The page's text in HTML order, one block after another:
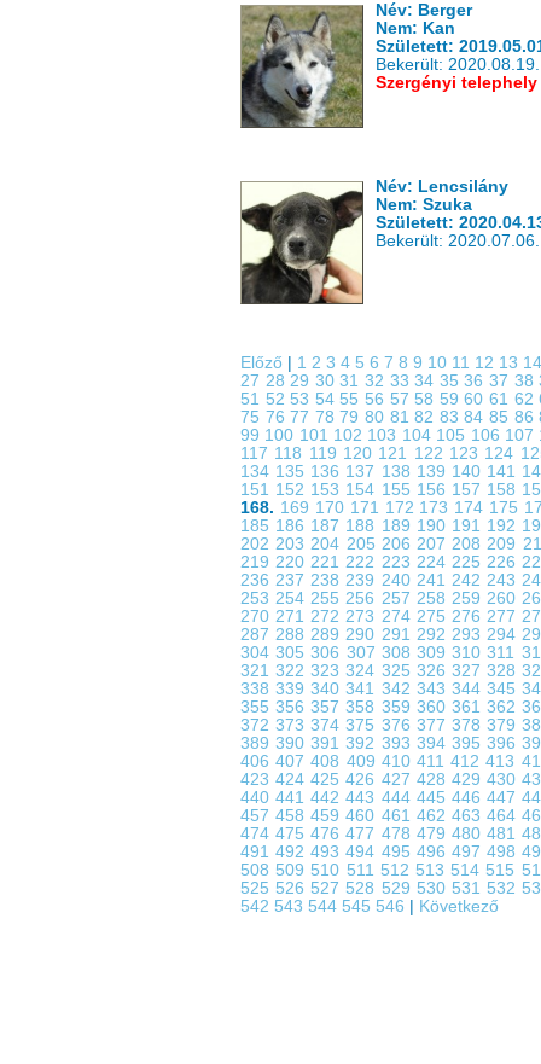
Név: Berger
Nem: Kan
Született:
Bekerült: 2020.08.19.
Szergényi telephely
Név: Lencsilány
Nem: Szuka
Született:
Bekerült: 2020.07.06.
Előző 1 2 3 4 5 6 7 8 9 10 11 12 13
27 2829 303132 3334 353637 38
51 52 53 54 55 56 57 58 596061 62
75 7677 787980 8182 838485 86
99 100 101 102 103 104 105 106 107
117 118 119 120 121 122 123 124
134 135 136 137 138 139 140 141
151 152 153 154 155 156 157 158
168. 169 170 171 172 173 174 175
185 186 187 188 189 190 191 192
202203204 205 206 207208209
219220221222 223 224 225 226
236237238239 240 241 242 243
253254255256 257 258 259 260
270271272273 274 275 276 277
287288289290 291 292 293 294
304305306 307 308 309310311
321322323324 325 326 327 328
338339340341 342 343 344 345
355356357358 359 360 361 362
372373374375 376 377 378 379
389390391392 393 394 395 396
406407408 409 410 411412413
423424425426 427 428 429 430
440441442443 444 445 446 447
457458459460 461 462 463 464
474475476477 478 479 480 481
491492493494 495 496 497 498
508 509 510 511 512 513 514 515
525 526 527 528 529 530 531 532
542 543 544 545 546 Következő